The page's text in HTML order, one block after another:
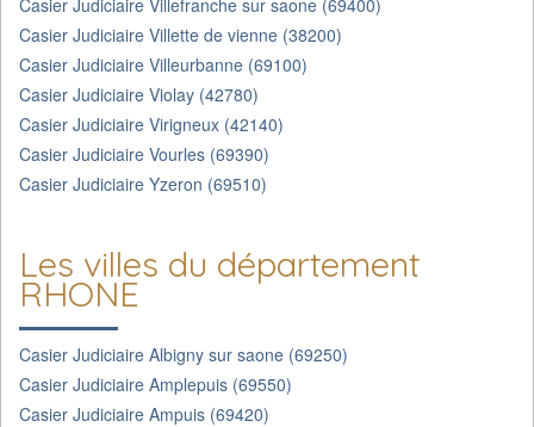
Casier Judiciaire Villefranche sur saone (69400)
Casier Judiciaire Villette de vienne (38200)
Casier Judiciaire Villeurbanne (69100)
Casier Judiciaire Violay (42780)
Casier Judiciaire Virigneux (42140)
Casier Judiciaire Vourles (69390)
Casier Judiciaire Yzeron (69510)
Les villes du département
RHONE
Casier Judiciaire Albigny sur saone (69250)
Casier Judiciaire Amplepuis (69550)
Casier Judiciaire Ampuis (69420)